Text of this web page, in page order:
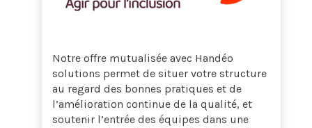
Notre offre mutualisée avec Handéo
solutions permet de situer votre structure
au regard des bonnes pratiques et de
l’amélioration continue de la qualité, et
soutenir l’entrée des équipes dans une